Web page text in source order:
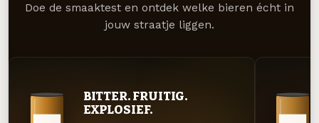
Doe de smaaktest en ontdek welke bieren écht in
jouw straatje liggen.
BITTER. FRUITIG.
EXPLOSIEF.